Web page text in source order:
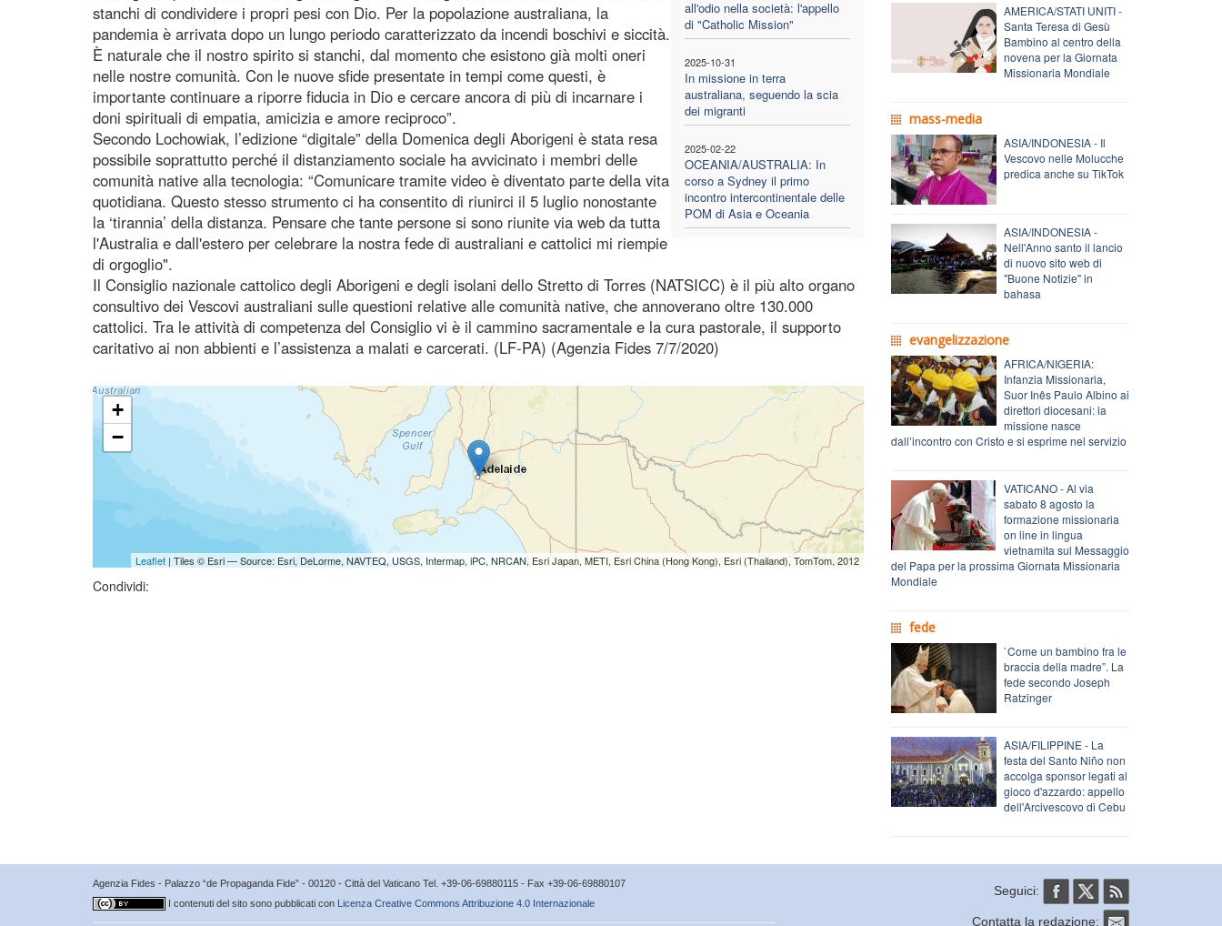
all'odio nella società: l'appello
di "Catholic Mission"
2025-10-31
In missione in terra
australiana, seguendo la scia
dei migranti
2025-02-22
OCEANIA/AUSTRALIA: In
corso a Sydney il primo
incontro intercontinentale delle
POM di Asia e Oceania
stanchi di condividere i propri pesi con Dio. Per la popolazione australiana, la
pandemia è arrivata dopo un lungo periodo caratterizzato da incendi boschivi e siccità.
È naturale che il nostro spirito si stanchi, dal momento che esistono già molti oneri
nelle nostre comunità. Con le nuove sfide presentate in tempi come questi, è
importante continuare a riporre fiducia in Dio e cercare ancora di più di incarnare i
doni spirituali di empatia, amicizia e amore reciproco”.
Secondo Lochowiak, l’edizione “digitale” della Domenica degli Aborigeni è stata resa
possibile soprattutto perché il distanziamento sociale ha avvicinato i membri delle
comunità native alla tecnologia: “Comunicare tramite video è diventato parte della vita
quotidiana. Questo stesso strumento ci ha consentito di riunirci il 5 luglio nonostante
la ‘tirannia’ della distanza. Pensare che tante persone si sono riunite via web da tutta
l'Australia e dall'estero per celebrare la nostra fede di australiani e cattolici mi riempie
di orgoglio".
Il Consiglio nazionale cattolico degli Aborigeni e degli isolani dello Stretto di Torres (NATSICC) è il più alto organo
consultivo dei Vescovi australiani sulle questioni relative alle comunità native, che annoverano oltre 130.000
cattolici. Tra le attività di competenza del Consiglio vi è il cammino sacramentale e la cura pastorale, il supporto
caritativo ai non abbienti e l’assistenza a malati e carcerati. (LF-PA) (Agenzia Fides 7/7/2020)
+
−
Leaflet| Tiles © Esri — Source: Esri, DeLorme, NAVTEQ, USGS, Intermap, iPC, NRCAN, Esri Japan, METI, Esri China (Hong Kong), Esri (Thailand), TomTom, 2012
Condividi:
AMERICA/STATI UNITI -
Santa Teresa di Gesù
Bambino al centro della
novena per la Giornata
Missionaria Mondiale
mass-media
ASIA/INDONESIA - Il
Vescovo nelle Molucche
predica anche su TikTok
ASIA/INDONESIA -
Nell'Anno santo il lancio
di nuovo sito web di
"Buone Notizie" in
bahasa
evangelizzazione
AFRICA/NIGERIA:
Infanzia Missionaria,
Suor Inês Paulo Albino ai
direttori diocesani: la
missione nasce
dall’incontro con Cristo e si esprime nel servizio
VATICANO - Al via
sabato 8 agosto la
formazione missionaria
on line in lingua
vietnamita sul Messaggio
del Papa per la prossima Giornata Missionaria
Mondiale
fede
`Come un bambino fra le
braccia della madre”. La
fede secondo Joseph
Ratzinger
ASIA/FILIPPINE - La
festa del Santo Niño non
accolga sponsor legati al
gioco d'azzardo: appello
dell'Arcivescovo di Cebu
Agenzia Fides - Palazzo “de Propaganda Fide” - 00120 - Città del Vaticano Tel. +39-06-69880115 - Fax +39-06-69880107
I contenuti del sito sono pubblicati con Licenza Creative Commons Attribuzione 4.0 Internazionale
Seguici:
Contatta la redazione: